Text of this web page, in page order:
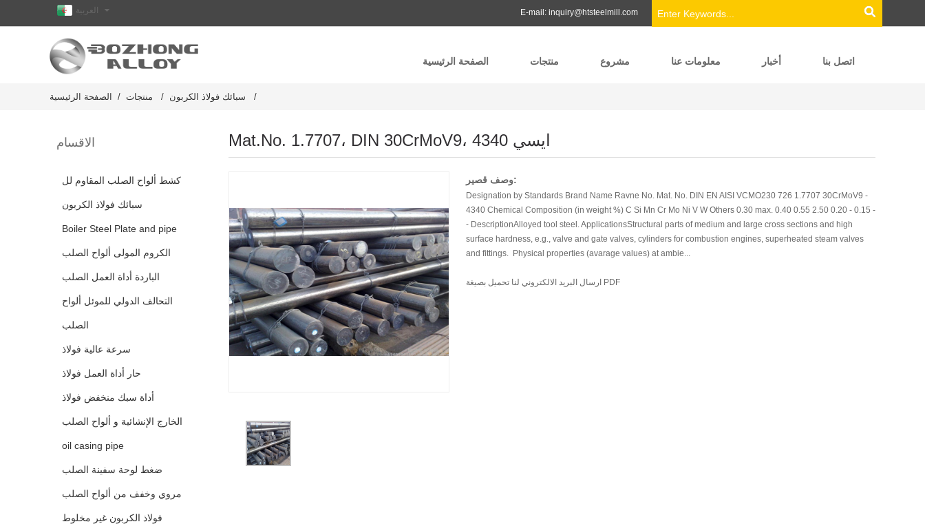
العربية E-mail: inquiry@htsteelmill.com
الصفحة الرئيسية منتجات مشروع معلومات عنا أخبار اتصل بنا
الصفحة الرئيسية منتجات سبائك فولاذ الكربون
الاقسام
كشط ألواح الصلب المقاوم لل
سبائك فولاذ الكربون
Boiler Steel Plate and pipe
الكروم المولى ألواح الصلب
الباردة أداة العمل الصلب
التحالف الدولي للموئل ألواح
الصلب
سرعة عالية فولاذ
حار أداة العمل فولاذ
أداة سبك منخفض فولاذ
الخارج الإنشائية و ألواح الصلب
oil casing pipe
ضغط لوحة سفينة الصلب
مروي وخفف من ألواح الصلب
فولاذ الكربون غير مخلوط
Mat.No. 1.7707، DIN 30CrMoV9، ايسي 4340
وصف قصير:
Designation by Standards Brand Name Ravne No. Mat. No. DIN EN AISI VCMO230 726 1.7707 30CrMoV9 -
4340 Chemical Composition (in weight %) C Si Mn Cr Mo Ni V W Others 0.30 max. 0.40 0.55 2.50 0.20 - 0.15 -
- DescriptionAlloyed tool steel. ApplicationsStructural parts of medium and large cross sections and high
surface hardness, e.g., valve and gate valves, cylinders for combustion engines, superheated steam valves
and fittings. Physical properties (avarage values) at ambie...
ارسال البريد الالكتروني لنا تحميل بصيغة PDF